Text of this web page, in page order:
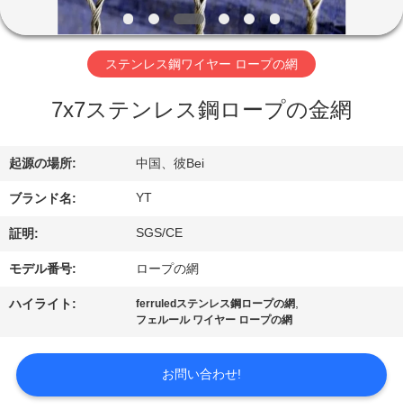
ク
達
に
つ
い
て
工
場
ステンレス鋼ワイヤー ロープの網
7x7ステンレス鋼ロープの金網
起源の場所: 中国、彼Bei
ブランド名: YT
証明: SGS/CE
モデル番号: ロープの網
ハイライト: ferruledステンレス鋼ロープの網,
フェルール ワイヤー ロープの網
お問い合わせ!